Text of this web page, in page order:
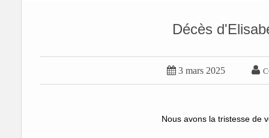
Décès
 3 mars 2025 
Nous avons la tristesse de